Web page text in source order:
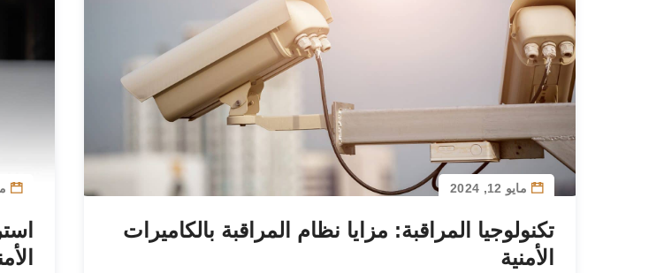
مايو 12, 2024
تكنولوجيا المراقبة: مزايا نظام المراقبة بالكاميرات
الأمنية